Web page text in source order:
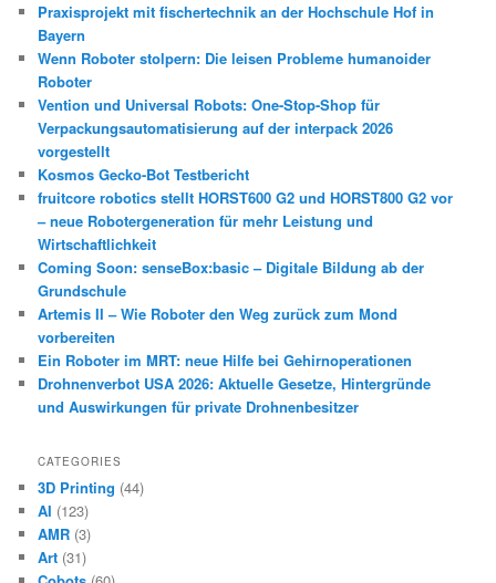
Praxisprojekt mit fischertechnik an der Hochschule Hof in
Bayern
Wenn Roboter stolpern: Die leisen Probleme humanoider
Roboter
Vention und Universal Robots: One-Stop-Shop für
Verpackungsautomatisierung auf der interpack 2026
vorgestellt
Kosmos Gecko-Bot Testbericht
fruitcore robotics stellt HORST600 G2 und HORST800 G2 vor
– neue Robotergeneration für mehr Leistung und
Wirtschaftlichkeit
Coming Soon: senseBox:basic – Digitale Bildung ab der
Grundschule
Artemis II – Wie Roboter den Weg zurück zum Mond
vorbereiten
Ein Roboter im MRT: neue Hilfe bei Gehirnoperationen
Drohnenverbot USA 2026: Aktuelle Gesetze, Hintergründe
und Auswirkungen für private Drohnenbesitzer
CATEGORIES
3D Printing (44)
AI (123)
AMR (3)
Art (31)